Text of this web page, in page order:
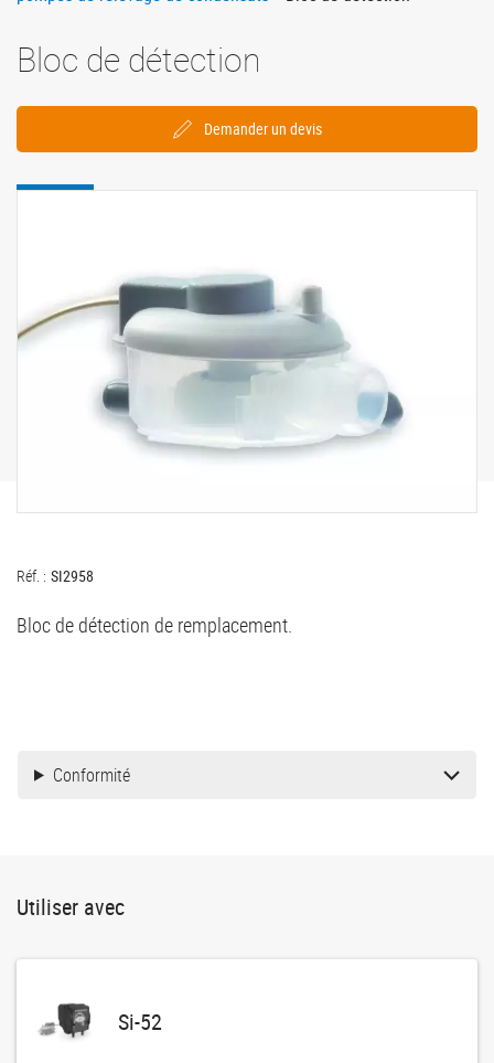
Bloc de détection
Demander un devis
Réf. : SI2958
Bloc de détection de remplacement.
Conformité
Utiliser avec
Si-52